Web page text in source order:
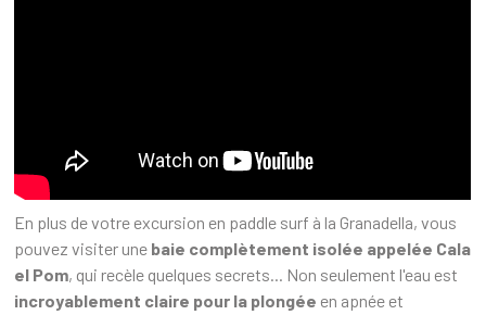
En plus de votre excursion en paddle surf à la Granadella, vous
pouvez visiter une baie complètement isolée appelée Cala
el Pom, qui recèle quelques secrets... Non seulement l'eau est
incroyablement claire pour la plongée en apnée et